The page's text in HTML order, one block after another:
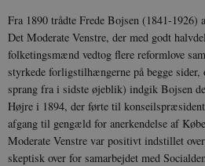
Fra 1890 trådte Frede Bojsen (1841-1926)
Det Moderate Venstre, der med godt
folketingsmænd vedtog flere reformlove
styrkede forligstilhængerne på begge sider,
sprang fra i sidste øjeblik) indgik Bojsen
Højre i 1894, der førte til
afgang til gengæld for anerkendelse af
Moderate Venstre var positivt indstillet
skeptisk over for samarbejdet med